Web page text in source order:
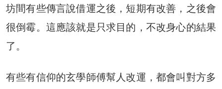
坊間有些傳言說借運之後，短期有改善，之後會
很倒霉。這應該就是只求目的，不改身心的結果
了。
有些有信仰的玄學師傅幫人改運，都會叫對方多